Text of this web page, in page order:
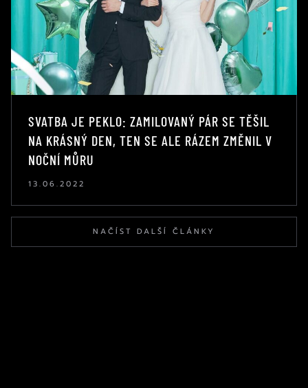
SVATBA JE PEKLO: ZAMILOVANÝ PÁR SE TĚŠIL
NA KRÁSNÝ DEN, TEN SE ALE RÁZEM ZMĚNIL V
NOČNÍ MŮRU
13.06.2022
NAČÍST DALŠÍ ČLÁNKY